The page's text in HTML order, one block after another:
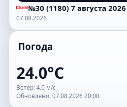
№30 (1180) 7 августа 2026
07.08.2026
Погода
24.0°C
Ветер: 4.0 м/с
Обновлено: 07.08.2026 20:00